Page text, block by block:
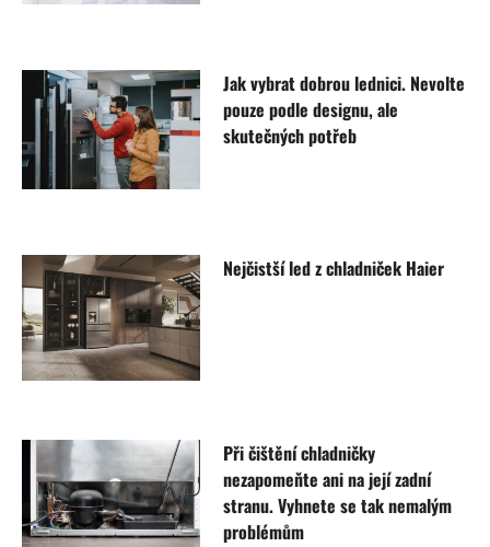
Jak vybrat dobrou lednici. Nevolte
pouze podle designu, ale
skutečných potřeb
Nejčistší led z chladniček Haier
Při čištění chladničky
nezapomeňte ani na její zadní
stranu. Vyhnete se tak nemalým
problémům